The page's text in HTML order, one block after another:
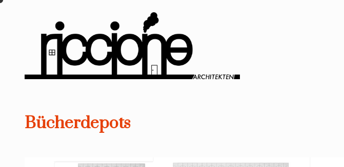
Bücherdepots